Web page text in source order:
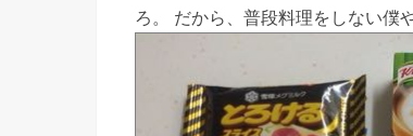
ろ。 だから、普段料理をしない僕